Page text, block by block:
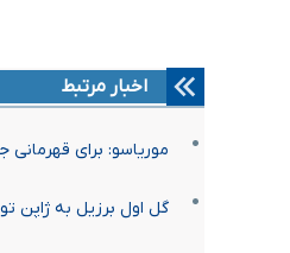
اخبار مرتبط
موریاسو: برای
گل اول برزیل به ژاپن